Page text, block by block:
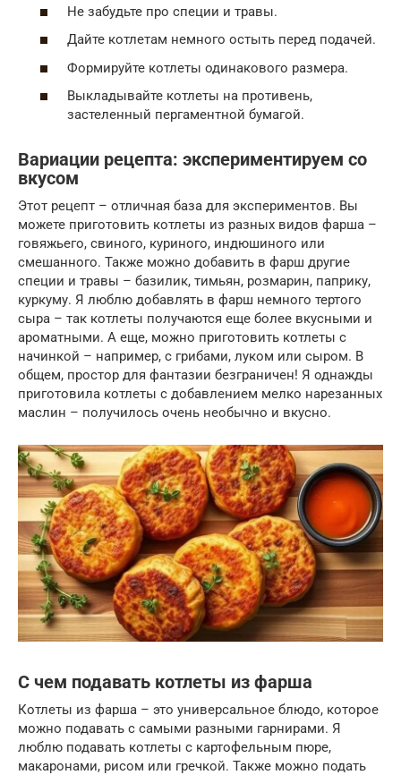
Не забудьте про специи и травы.
Дайте котлетам немного остыть перед подачей.
Формируйте котлеты одинакового размера.
Выкладывайте котлеты на противень,
застеленный пергаментной бумагой.
Вариации рецепта: экспериментируем со
вкусом
Этот рецепт – отличная база для экспериментов. Вы
можете приготовить котлеты из разных видов фарша –
говяжьего, свиного, куриного, индюшиного или
смешанного. Также можно добавить в фарш другие
специи и травы – базилик, тимьян, розмарин, паприку,
куркуму. Я люблю добавлять в фарш немного тертого
сыра – так котлеты получаются еще более вкусными и
ароматными. А еще, можно приготовить котлеты с
начинкой – например, с грибами, луком или сыром. В
общем, простор для фантазии безграничен! Я однажды
приготовила котлеты с добавлением мелко нарезанных
маслин – получилось очень необычно и вкусно.
С чем подавать котлеты из фарша
Котлеты из фарша – это универсальное блюдо, которое
можно подавать с самыми разными гарнирами. Я
люблю подавать котлеты с картофельным пюре,
макаронами, рисом или гречкой. Также можно подать